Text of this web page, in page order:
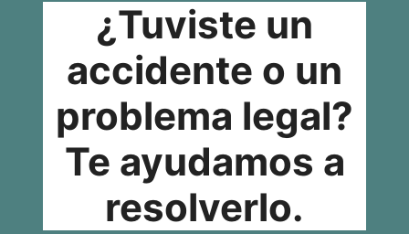
¿Tuviste un
accidente o un
problema legal?
Te ayudamos a
resolverlo.